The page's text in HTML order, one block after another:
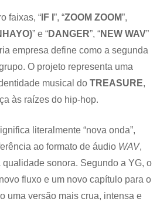
faixas, “ IF I ”, “ZOOM ZOOM”,
” e “DANGER”, “NEW WAV”
empresa define como a segunda
O projeto representa uma
musical do TREASURE,
às raízes do hip-hop.
literalmente “nova onda”,
ao formato de áudio WAV,
sonora. Segundo a YG, o
fluxo e um novo capítulo para o
uma versão mais crua, intensa e